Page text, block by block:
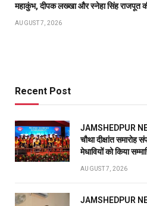
महाकुंभ, दीपक लख्खा और स्नेहा सिंह राजपूत
AUGUST 7, 2026
Recent Post
JAMSHEDPUR
चौथा दीक्षांत समारोह
मेधावियों को किया
AUGUST 7, 2026
JAMSHEDPUR